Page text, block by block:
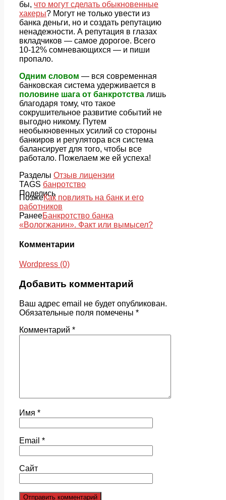
бы, что могут сделать обыкновенные
хакеры? Могут не только увести из
банка деньги, но и создать репутацию
ненадежности. А репутация в глазах
вкладчиков — самое дорогое. Всего
10-12% сомневающихся — и пиши
пропало.
Одним словом — вся современная
банковская система удерживается в
половине шага от банкротства лишь
благодаря тому, что такое
сокрушительное развитие событий не
выгодно никому. Путем
необыкновенных усилий со стороны
банкиров и регулятора вся система
балансирует для того, чтобы все
работало. Пожелаем же ей успеха!
Разделы Отзыв лицензии
TAGS банротство
Поделись
ПозжеКак повлиять на банк и его
работников
РанееБанкротство банка
«Вологжанин». Факт или вымысел?
Комментарии
Wordpress (0)
Добавить комментарий
Ваш адрес email не будет опубликован.
Обязательные поля помечены *
Комментарий *
Имя *
Email *
Сайт